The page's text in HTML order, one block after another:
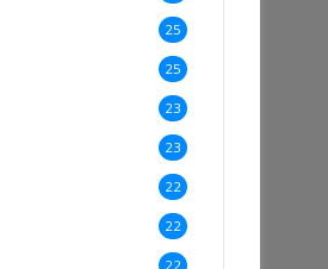
25
25
23
23
22
22
22